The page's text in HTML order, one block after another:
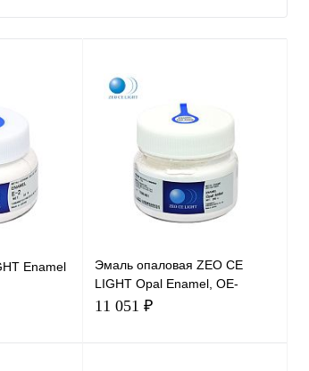
Enamel
Эмаль опаловая ZEO CE
LIGHT Opal Enamel, OE-
Amber, 200г.
11 051 ₽